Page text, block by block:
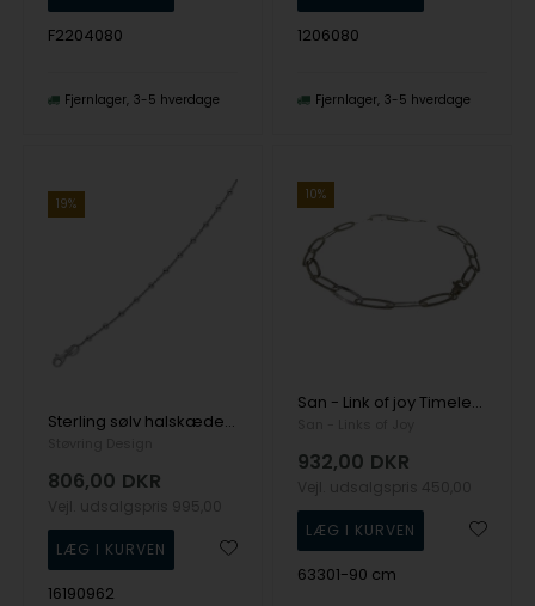
F2204080
Fjernlager 3-5 hverdage
1206080
Fjernlager 3-5 hverdage
19%
Sterling sølv halskæde fra Støvring Design
806,00 DKR
16190962
10%
San - Link of joy Timeless 925 Sterling Sølv kæde rillet, model 63301
932,00 DKR
63301-90 cm